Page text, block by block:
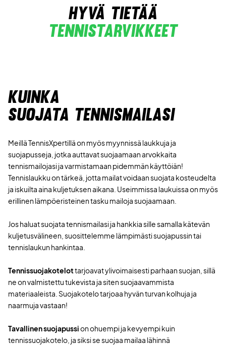
hyvä tietää
Tennistarvikkeet
Kuinka
suojata tennismailasi
Meillä TennisXpertillä on myös myynnissä laukkuja ja
suojapusseja, jotka auttavat suojaamaan arvokkaita
tennismailojasi ja varmistamaan pidemmän käyttöiän!
Tennislaukku on tärkeä, jotta mailat voidaan suojata kosteudelta
ja iskuilta aina kuljetuksen aikana. Useimmissa laukuissa on myös
erillinen lämpöeristeinen tasku mailoja suojaamaan.
Jos haluat suojata tennismailasi ja hankkia sille samalla kätevän
kuljetusvälineen, suosittelemme lämpimästi suojapussin tai
tennislaukun hankintaa.
Tennissuojakotelottarjoavat ylivoimaisesti parhaan suojan, sillä
ne on valmistettu tukevista ja siten suojaavammista
materiaaleista. Suojakotelo tarjoaa hyvän turvan kolhuja ja
naarmuja vastaan!
Tavallinen suojapussion ohuempi ja kevyempi kuin
tennissuojakotelo, ja siksi se suojaa mailaa lähinnä